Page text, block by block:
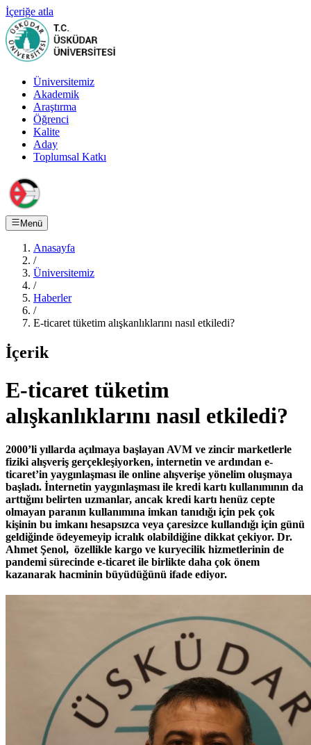
İçeriğe atla
Üniversitemiz
Akademik
Araştırma
Öğrenci
Kalite
Aday
Toplumsal Katkı
Menü
Anasayfa
/
Üniversitemiz
/
Haberler
/
E-ticaret tüketim alışkanlıklarını nasıl etkiledi?
İçerik
E-ticaret tüketim
alışkanlıklarını nasıl etkiledi?
2000’li yıllarda açılmaya başlayan AVM ve zincir marketlerle
fiziki alışveriş gerçekleşiyorken, internetin ve ardından e-
ticaret’in yaygınlaşması ile online alışverişe yönelim oluşmaya
başladı. İnternetin yaygınlaşması ile kredi kartı kullanımının da
arttığını belirten uzmanlar, ancak kredi kartı henüz cepte
olmayan paranın kullanımına imkan tanıdığı için pek çok
kişinin bu imkanı hesapsızca veya çaresizce kullandığı için günü
geldiğinde ödeyemeyip icralık olabildiğine dikkat çekiyor. Dr.
Ahmet Şenol, özellikle kargo ve kuryecilik hizmetlerinin de
pandemi sürecinde e-ticaret ile birlikte daha çok önem
kazanarak hacminin büyüdüğünü ifade ediyor.